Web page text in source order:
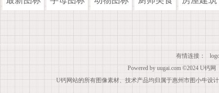
有情连接：
Powered by uugai.com ©2024 U钙网
U钙网站的所有图像素材、技术产品均归属于惠州市图小牛设